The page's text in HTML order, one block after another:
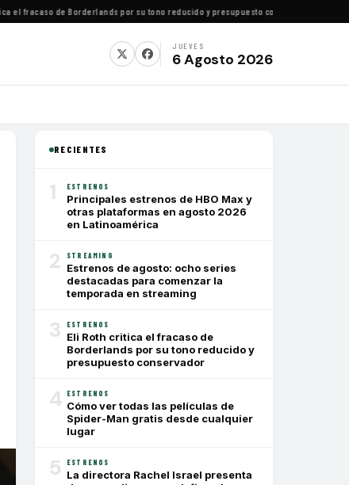
fracaso de Borderlands por su tono reducido y presupuesto conservador
JUEVES
6 Agosto 2026
RECIENTES
1 ESTRENOS
Principales estrenos de HBO Max y
otras plataformas en agosto 2026
en Latinoamérica
2 STREAMING
Estrenos de agosto: ocho series
destacadas para comenzar la
temporada en streaming
3 ESTRENOS
Eli Roth critica el fracaso de
Borderlands por su tono reducido y
presupuesto conservador
4 ESTRENOS
Cómo ver todas las películas de
Spider-Man gratis desde cualquier
lugar
5 ESTRENOS
La directora Rachel Israel presenta